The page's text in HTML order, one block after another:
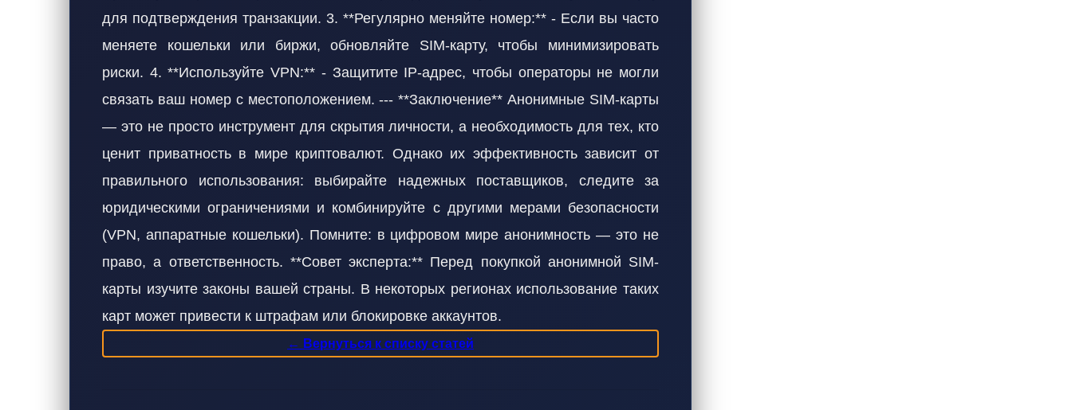
для подтверждения транзакции. 3. **Регулярно меняйте номер:** - Если вы часто
меняете кошельки или биржи, обновляйте SIM-карту, чтобы минимизировать
риски. 4. **Используйте VPN:** - Защитите IP-адрес, чтобы операторы не могли
связать ваш номер с местоположением. --- **Заключение** Анонимные SIM-карты
— это не просто инструмент для скрытия личности, а необходимость для тех, кто
ценит приватность в мире криптовалют. Однако их эффективность зависит от
правильного использования: выбирайте надежных поставщиков, следите за
юридическими ограничениями и комбинируйте с другими мерами безопасности
(VPN, аппаратные кошельки). Помните: в цифровом мире анонимность — это не
право, а ответственность. **Совет эксперта:** Перед покупкой анонимной SIM-
карты изучите законы вашей страны. В некоторых регионах использование таких
карт может привести к штрафам или блокировке аккаунтов.
← Вернуться к списку статей